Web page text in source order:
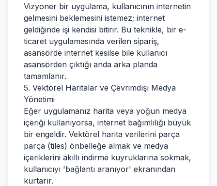
Vizyoner bir uygulama, kullanıcının internetin
gelmesini beklemesini istemez; internet
geldiğinde işi kendisi bitirir. Bu teknikle, bir e-
ticaret uygulamasında verilen sipariş,
asansörde internet kesilse bile kullanıcı
asansörden çıktığı anda arka planda
tamamlanır.
5. Vektörel Haritalar ve Çevrimdışı Medya
Yönetimi
Eğer uygulamanız harita veya yoğun medya
içeriği kullanıyorsa, internet bağımlılığı büyük
bir engeldir. Vektörel harita verilerini parça
parça (tiles) önbelleğe almak ve medya
içeriklerini akıllı indirme kuyruklarına sokmak,
kullanıcıyı 'bağlantı aranıyor' ekranından
kurtarır.